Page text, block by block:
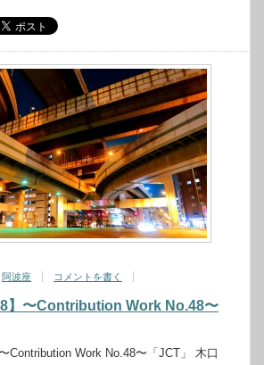
阿波座 コメントを書く
】〜Contribution Work No.48〜
Contribution Work No.48〜「JCT」 木口